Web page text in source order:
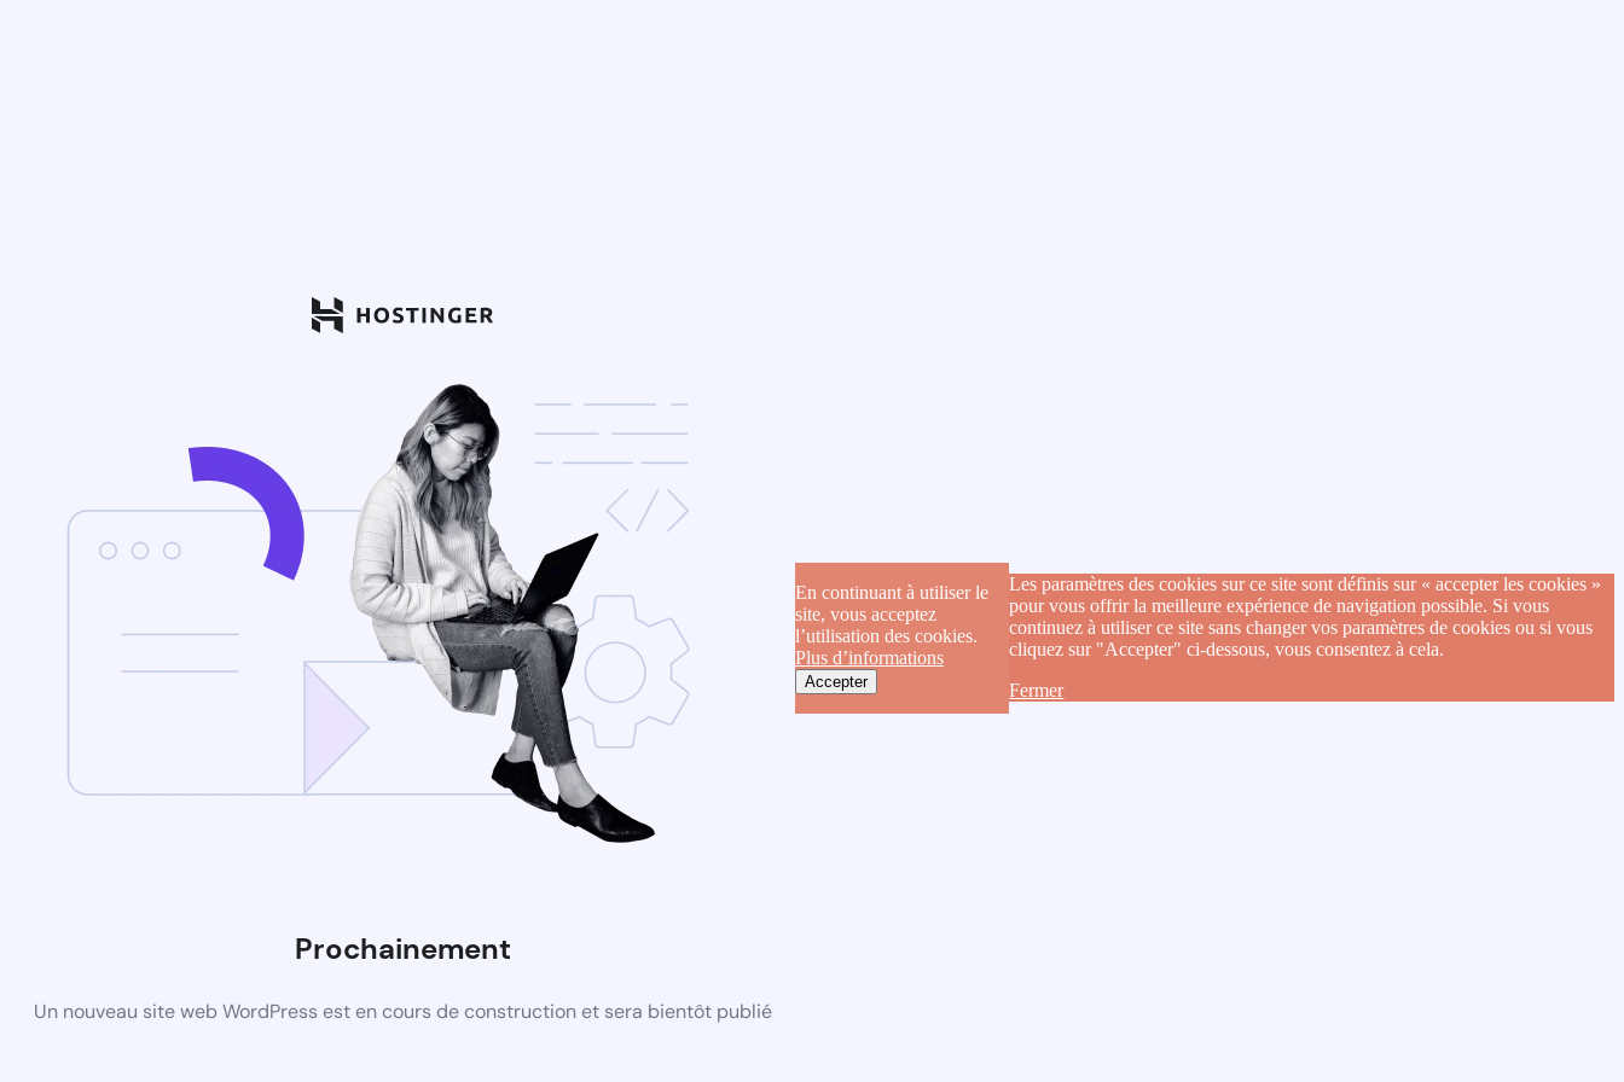
Prochainement
Un nouveau site web WordPress est en cours de construction et sera bientôt publié
En continuant à utiliser le
site, vous acceptez
l’utilisation des cookies.
Plus d’informations
Accepter
Les paramètres des cookies sur ce site sont définis sur « accepter les cookies »
pour vous offrir la meilleure expérience de navigation possible. Si vous
continuez à utiliser ce site sans changer vos paramètres de cookies ou si vous
cliquez sur "Accepter" ci-dessous, vous consentez à cela.
Fermer